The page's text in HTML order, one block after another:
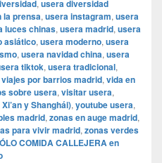
, usera diversidad
la prensa, usera instagram, usera
luces chinas, usera madrid, usera
asiático, usera moderno, usera
, usera navidad china, usera
tiktok, usera tradicional,
viajes por barrios madrid, vida en
sobre usera, visitar usera,
Xi’an y Shanghái), youtube usera,
madrid, zonas en auge madrid,
para vivir madrid, zonas verdes
COMIDA CALLEJERA en